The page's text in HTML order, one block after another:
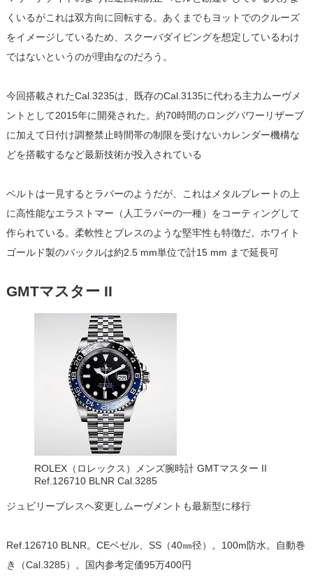
くいるがこれは双方向に回転する。あくまでもヨットでのクルーズ
をイメージしているため、スクーバダイビングを想定しているわけ
ではないというのが理由なのだろう。
今回搭載されたCal.3235は、既存のCal.3135に代わる主力ムーヴメ
ントとして2015年に開発された。約70時間のロングパワーリザーブ
に加えて日付け調整禁止時間帯の制限を受けないカレンダー機構な
どを搭載するなど最新技術が投入されている
ベルトは一見するとラバーのようだが、これはメタルプレートの上
に高性能なエラストマー（人工ラバーの一種）をコーティングして
作られている。柔軟性とブレスのような堅牢性も特徴だ。ホワイト
ゴールド製のバックルは約2.5 mm単位で計15 mm まで延長可
GMTマスター II
ROLEX（ロレックス）メンズ腕時計 GMTマスター II
Ref.126710 BLNR Cal.3285
ジュビリーブレスヘ変更しムーヴメントも最新型に移行
Ref.126710 BLNR。CEベゼル、SS（40㎜径）。100m防水。自動巻
き（Cal.3285）。国内参考定価95万400円